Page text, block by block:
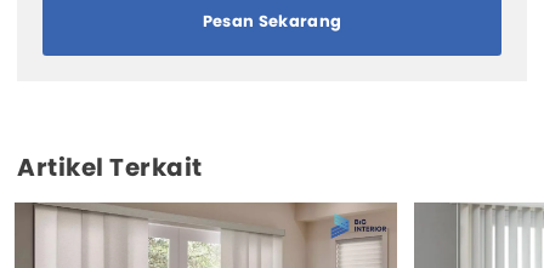
Pesan Sekarang
Artikel Terkait